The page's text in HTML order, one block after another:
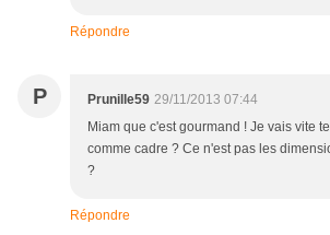
Répondre
P Prunille59 29/11/2013 07:44
Miam que c'est gourmand ! Je vais vite
comme cadre ? Ce n'est pas les
?
Répondre